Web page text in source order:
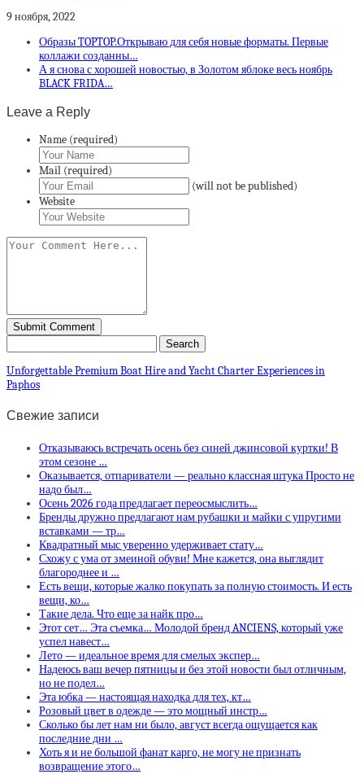
9 ноября, 2022
Образы TOPTOP.Открываю для себя новые форматы. Первые
коллажи созданны…
А я снова с хорошей новостью, в Золотом яблоке весь ноябрь
BLACK FRIDA…
Leave a Reply
Name (required)
Mail (required)
(will not be published)
Website
Unforgettable Premium Boat Hire and Yacht Charter Experiences in
Paphos
Свежие записи
Отказываюсь встречать осень без синей джинсовой куртки! В
этом сезоне …
Оказывается, отпариватели — реально классная штука Просто не
надо был…
Осень 2026 года предлагает переосмыслить…
Бренды дружно предлагают нам рубашки и майки с упругими
вставками — тр…
Квадратный мыс уверенно удерживает стату…
Схожу с ума от змеиной обуви! Мне кажется, она выглядит
благороднее и …
Есть вещи, которые жалко покупать за полную стоимость. И есть
вещи, ко…
Такие дела. Что еще за найк про…
Этот сет… Эта съемка… Молодой бренд ANCIENS, который уже
успел навест…
Лето — идеальное время для смелых экспер…
Надеюсь ваш вечер пятницы и без этой новости был отличным,
но не подел…
Эта юбка — настоящая находка для тех, кт…
Розовый цвет в одежде — это мощный инстр…
Сколько бы лет нам ни было, август всегда ощущается как
последние дни …
Хоть я и не большой фанат карго, не могу не признать
возвращение этого…